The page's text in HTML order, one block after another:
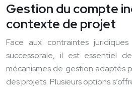
Gestion du compte
contexte de projet
Face aux contraintes juridiques
successorale, il est essentiel
mécanismes de gestion adaptés
des projets. Plusieurs options